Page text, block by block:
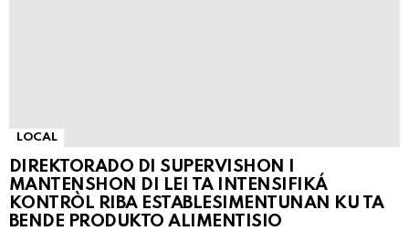
LOCAL
DIREKTORADO DI SUPERVISHON I
MANTENSHON DI LEI TA INTENSIFIKÁ
KONTRÒL RIBA ESTABLESIMENTUNAN KU TA
BENDE PRODUKTO ALIMENTISIO